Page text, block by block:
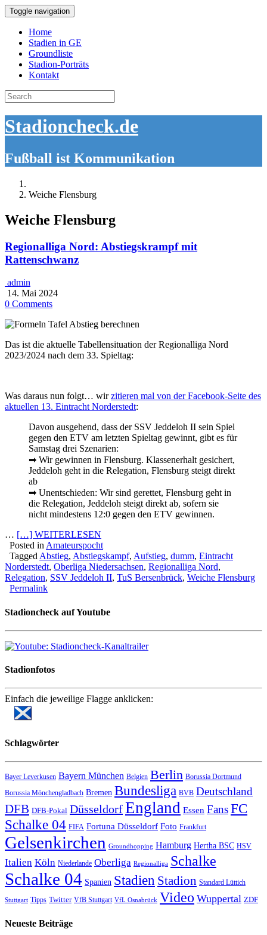
Toggle navigation
Home
Stadien in GE
Groundliste
Stadion-Porträts
Kontakt
Search
for:
Stadioncheck.de
Fußball ist Kommunikation
Weiche Flensburg
Weiche Flensburg
Regionalliga Nord: Abstiegskrampf mit
Rattenschwanz
admin
14. Mai 2024
0 Comments
Das ist die aktuelle Tabellensituation der Regionalliga Nord
2023/2024 nach dem 33. Spieltag:
Was daraus nun folgt… wirzitieren mal von der Facebook-Seite des
aktuellen 13. Eintracht Norderstedt:
Davon ausgehend, dass der SSV Jeddeloh II sein Spiel
gegen den ETV am letzten Spieltag gewinnt, gibt es für
Samstag drei Szenarien:
➡ Wir gewinnen in Flensburg. Klassenerhalt gesichert,
Jeddeloh geht in die Relegation, Flensburg steigt direkt
ab
➡ Unentschieden: Wir sind gerettet, Flensburg geht in
die Relegation, Jeddeloh steigt direkt ab, sofern sie
nicht mindestens 12:0 gegen den ETV gewinnen.
… […] WEITERLESEN
Posted in Amateurspocht
Tagged Abstieg, Abstiegskampf, Aufstieg, dumm, Eintracht
Norderstedt, Oberliga Niedersachsen, Regionalliga Nord,
Relegation, SSV Jeddeloh II, TuS Bersenbrück, Weiche Flensburg
Permalink
Stadioncheck auf Youtube
Stadionfotos
Einfach die jeweilige Flagge anklicken:
Schlagwörter
Bayer Leverkusen Bayern München Belgien Berlin Borussia Dortmund
Borussia Mönchengladbach Bremen Bundesliga BVB Deutschland
DFB DFB-Pokal DüsseldorfEngland Essen FansFC
Schalke 04 FIFA Fortuna Düsseldorf Foto Frankfurt
Gelsenkirchen Groundhopping Hamburg Hertha BSC HSV
Italien Köln Niederlande Oberliga Regionalliga Schalke
Schalke 04 Spanien Stadien Stadion Standard Lüttich
Stuttgart Tipps Twitter VfB Stuttgart VfL Osnabrück Video Wuppertal ZDF
Neueste Beiträge